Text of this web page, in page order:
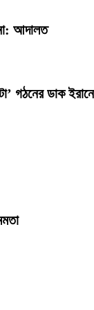
না: আদালত
গঠনের ডাক